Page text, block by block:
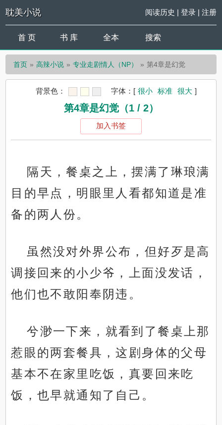
耽美小说 阅读历史 | 登录| 注册
首 页 书 库 全本 搜索
首页 高辣小说 专业走剧情人（NP） 第4章是幻觉
背景色： 字体： [ 很小 标准 很大 ]
第4章是幻觉（1 / 2）
加入书签
隔天，餐桌之上，摆满了琳琅满
目的早点，明眼里人看都知道是准
备的两人份。
虽然没对外界公布，但好歹是高
调接回来的小少爷，上面没发话，
他们也不敢阳奉阴违。
兮渺一下来，就看到了餐桌上那
惹眼的两套餐具，这剧身体的父母
基本不在家里吃饭，真要回来吃
饭，也早就通知了自己。